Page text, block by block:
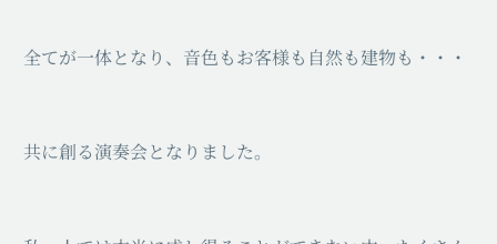
全てが一体となり、音色もお客様も自然も建物も・・・
共に創る演奏会となりました。